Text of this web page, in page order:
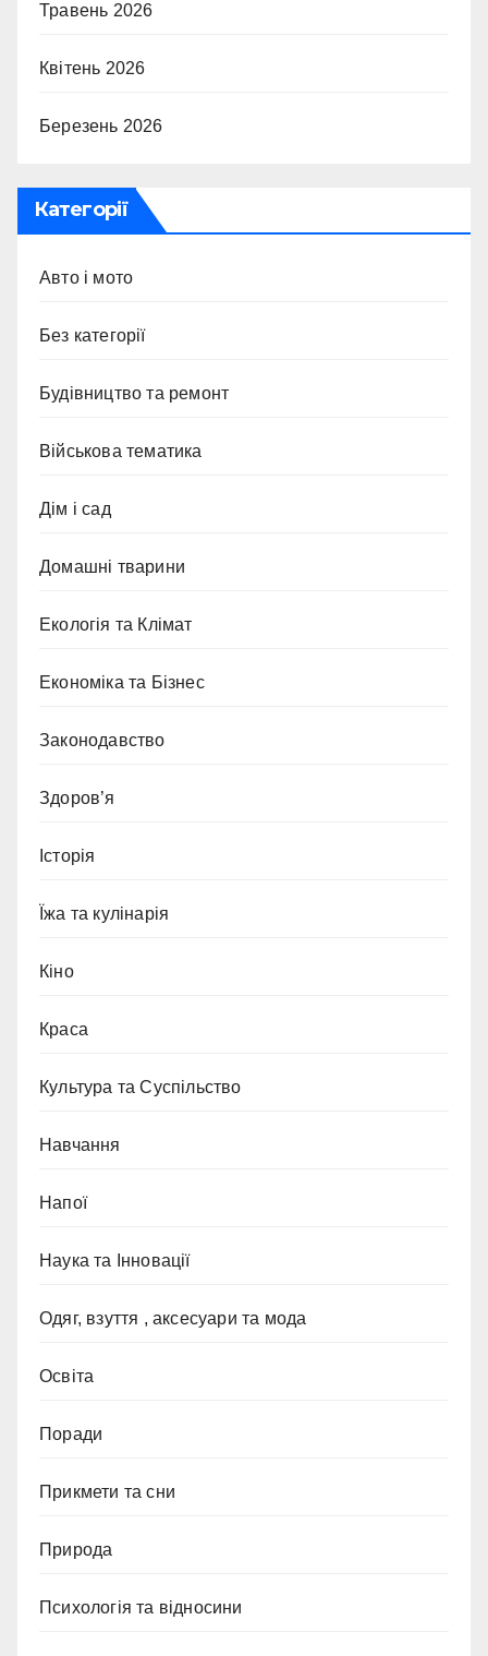
Травень 2026
Квітень 2026
Березень 2026
Категорії
Авто і мото
Без категорії
Будівництво та ремонт
Військова тематика
Дім і сад
Домашні тварини
Екологія та Клімат
Економіка та Бізнес
Законодавство
Здоров’я
Історія
Їжа та кулінарія
Кіно
Краса
Культура та Суспільство
Навчання
Напої
Наука та Інновації
Одяг, взуття , аксесуари та мода
Освіта
Поради
Прикмети та сни
Природа
Психологія та відносини